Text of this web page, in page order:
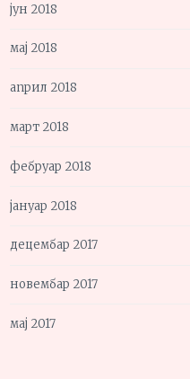
јун 2018
мај 2018
април 2018
март 2018
фебруар 2018
јануар 2018
децембар 2017
новембар 2017
мај 2017